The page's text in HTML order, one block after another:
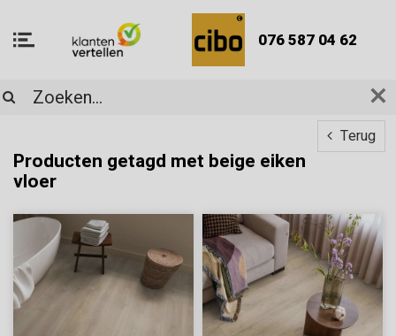
076 587 04 62
Terug
Producten getagd met beige eiken
vloer